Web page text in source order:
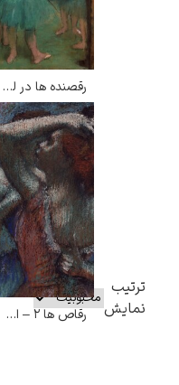
ترتیب
نمایش
رقصنده ها در لباس سبز – ادگار دگا
رقاص ها ۲ – ادگار دگا